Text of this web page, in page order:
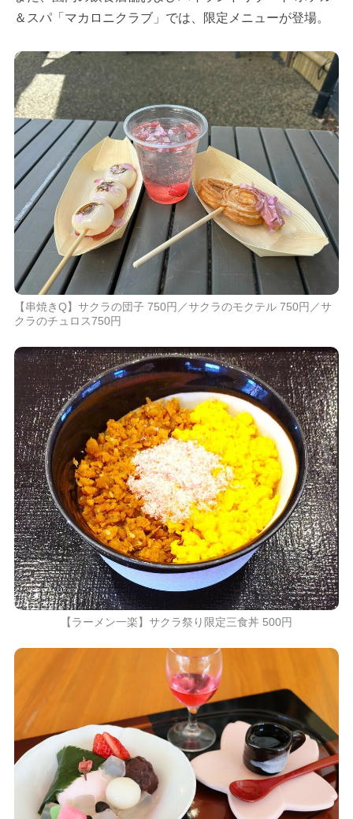
＆スパ「マカロニクラブ」では、限定メニューが登場。
【串焼きQ】サクラの団子 750円／サクラのモクテル 750円／サ
クラのチュロス750円
【ラーメン一楽】サクラ祭り限定三食丼 500円